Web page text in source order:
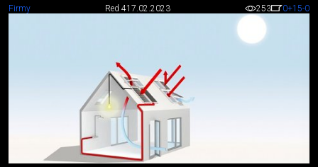
Firmy Red 417.02.2023 253 0+15-0